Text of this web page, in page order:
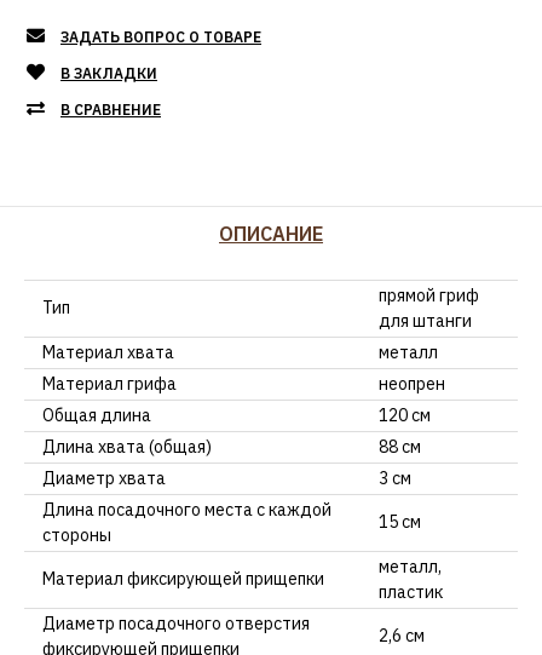
ЗАДАТЬ ВОПРОС О ТОВАРЕ
В ЗАКЛАДКИ
В СРАВНЕНИЕ
ОПИСАНИЕ
Тип
прямой гриф
для штанги
Материал хвата
металл
Материал грифа
неопрен
Общая длина
120 см
Длина хвата (общая)
88 см
Диаметр хвата
3 см
Длина посадочного места с каждой
стороны
15 см
Материал фиксирующей прищепки
металл,
пластик
Диаметр посадочного отверстия
фиксирующей прищепки
2,6 см